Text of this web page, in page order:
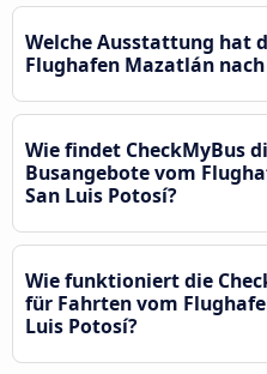
Welche Ausstattung hat
Flughafen Mazatlán
Wie findet CheckMyBus
Busangebote vom
San Luis Potosí?
Wie funktioniert die
für Fahrten vom
Luis Potosí?